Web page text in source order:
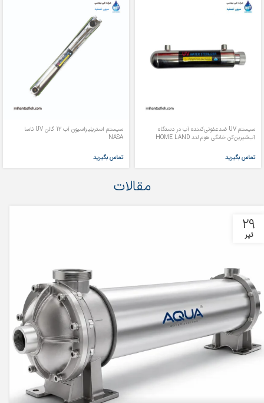
سیستم UV ضدعفونی‌کننده آب در دستگاه
آب‌شیرین‌کن خانگی هوم لند HOME LAND
تماس بگیرید
سیستم استریلیزاسیون آب 12 گالن UV ناسا
NASA
تماس بگیرید
مقالات
29
تیر